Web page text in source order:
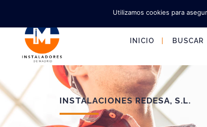
INICIO BUSCAR
INSTALACIONES REDESA, S.L.
Utilizamos cookies para